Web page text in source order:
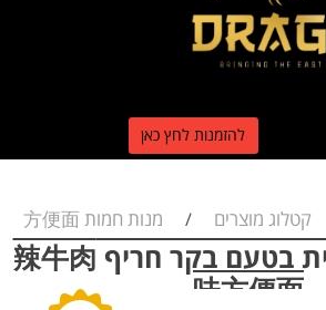
להזמנות לחץ כאן
קטלוג מוצרים / מנות חמות 方便面
מנה חמה סינית בטעם בקר חריף 辣牛肉
味方便面